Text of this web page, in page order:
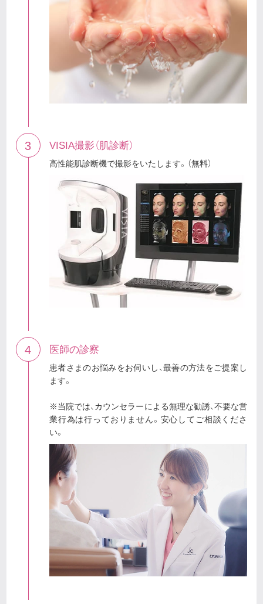
3 VISIA撮影（肌診断）
高性能肌診断機で撮影をいたします。（無料）
4 医師の診察
患者さまのお悩みをお伺いし、最善の方法をご提案し
ます。
※当院では、カウンセラーによる無理な勧誘、不要な営
業行為は行っておりません。安心してご相談くださ
い。